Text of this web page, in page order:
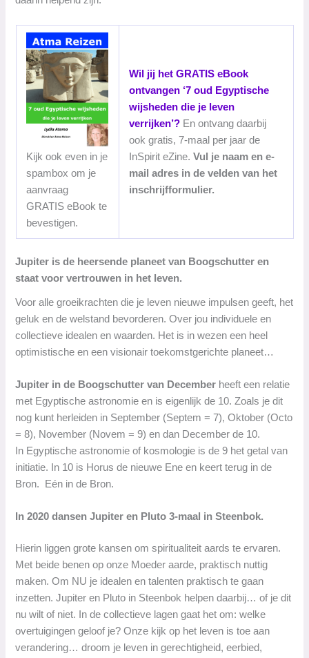
Kijk ook even in je
spambox om je
aanvraag
GRATIS eBook te
bevestigen.
Wil jij het GRATIS eBook
ontvangen ‘7 oud Egyptische
wijsheden die je leven
verrijken’? En ontvang daarbij
ook gratis, 7-maal per jaar de
InSpirit eZine.Vul je naam en e-
mail adres in de velden van het
inschrijfformulier.
Jupiter is de heersende planeet van Boogschutter en
staat voor vertrouwen in het leven.
Voor alle groeikrachten die je leven nieuwe impulsen geeft, het
geluk en de welstand bevorderen. Over jou individuele en
collectieve idealen en waarden. Het is in wezen een heel
optimistische en een visionair toekomstgerichte planeet…
Jupiter in de Boogschutter van December heeft een relatie
met Egyptische astronomie en is eigenlijk de 10. Zoals je dit
nog kunt herleiden in September (Septem = 7), Oktober (Octo
= 8), November (Novem = 9) en dan December de 10.
In Egyptische astronomie of kosmologie is de 9 het getal van
initiatie. In 10 is Horus de nieuwe Ene en keert terug in de
Bron. Eén in de Bron.
In 2020 dansen Jupiter en Pluto 3-maal in Steenbok.
Hierin liggen grote kansen om spiritualiteit aards te ervaren.
Met beide benen op onze Moeder aarde, praktisch nuttig
maken. Om NU je idealen en talenten praktisch te gaan
inzetten. Jupiter en Pluto in Steenbok helpen daarbij… of je dit
nu wilt of niet. In de collectieve lagen gaat het om: welke
overtuigingen geloof je? Onze kijk op het leven is toe aan
verandering… droom je leven in gerechtigheid, eerbied,